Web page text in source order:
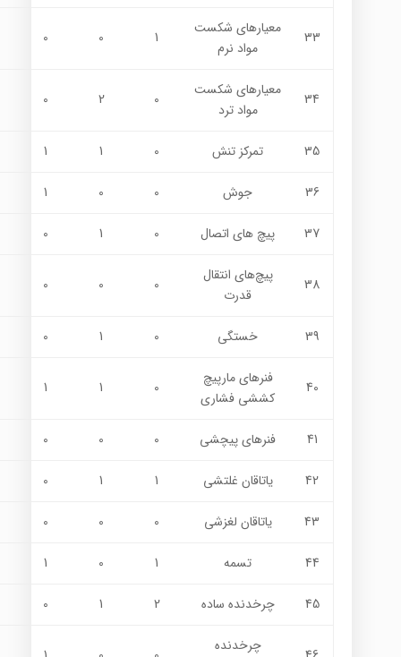
33
معيارهاي شكست
مواد نرم
1
0
0
34
معيارهاي شكست
مواد ترد
0
2
0
35 تمرکز تنش 0
1
1
36 جوش‌ 0
0
1
37 پيچ های اتصال 0
1
0
38
پيچ‌هاي انتقال
قدرت
0
0
0
39 خستگي 0
1
0
40
فنرهاي مارپیچ
كششي فشاري
0
1
1
41 فنرهاي پيچشي 0
0
0
42 ياتاقان غلتشي 1
1
0
43 ياتاقان لغزشي 0
0
0
44 تسمه 1
0
1
45 چرخدنده ساده 2
1
0
چرخدنده